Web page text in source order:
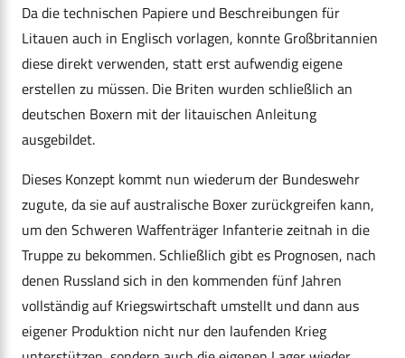
Da die technischen Papiere und Beschreibungen für
Litauen auch in Englisch vorlagen, konnte Großbritannien
diese direkt verwenden, statt erst aufwendig eigene
erstellen zu müssen. Die Briten wurden schließlich an
deutschen Boxern mit der litauischen Anleitung
ausgebildet.
Dieses Konzept kommt nun wiederum der Bundeswehr
zugute, da sie auf australische Boxer zurückgreifen kann,
um den Schweren Waffenträger Infanterie zeitnah in die
Truppe zu bekommen. Schließlich gibt es Prognosen, nach
denen Russland sich in den kommenden fünf Jahren
vollständig auf Kriegswirtschaft umstellt und dann aus
eigener Produktion nicht nur den laufenden Krieg